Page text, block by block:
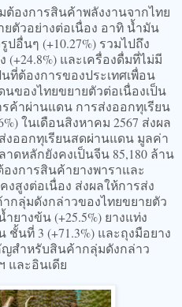
งการสินค้าพลังงานจากไทย
ตัวอย่างต่อเนื่อง อาทิ น้ำมัน
ปอื่นๆ (+10.27%) รวมไปถึง
และเครื่องดื่มที่ไม่มี
ที่ต้องการของประเทศเพื่อน
ของไทยขยายตัวต่อเนื่องเป็น
ค้าผ่านแดน การส่งออกทุเรียน
ในเดือนสิงหาคม 2567 ส่งผล
งออกทุเรียนสดผ่านแดน มูลค่า
าดหลักยังคงเป็นจีน 85,180 ล้าน
งการสินค้ายางพาราและ
สูงต่อเนื่อง ส่งผลให้การส่ง
ลุ่มดังกล่าวของไทยขยายตัว
ยางข้น (+25.5%) ยางแท่ง
ชั้นที่ 3 (+71.3%) และถุงมือยาง
ญสำหรับสินค้ากลุ่มดังกล่าว
และอินเดีย